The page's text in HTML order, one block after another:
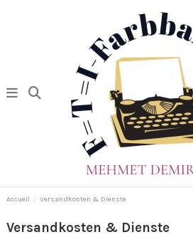
Accueil Versandkosten & Dienste
Versandkosten & Dienste